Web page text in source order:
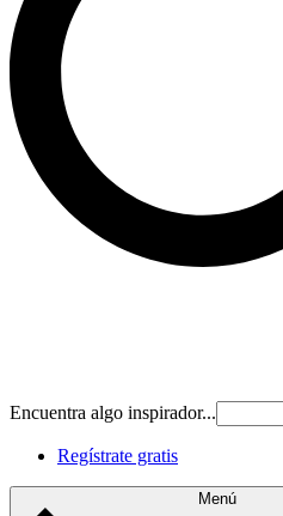
Encuentra algo inspirador...
Regístrate gratis
Menú